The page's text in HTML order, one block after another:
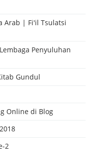
Arab | Fi'il Tsulatsi
Penyuluhan
Gundul
Online di Blog
2